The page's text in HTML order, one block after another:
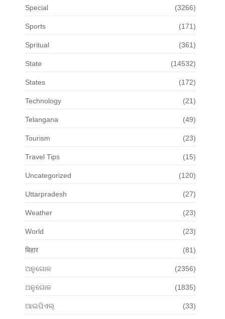
Special (3266)
Sports (171)
Spritual (361)
State (14532)
States (172)
Technology (21)
Telangana (49)
Tourism (23)
Travel Tips (15)
Uncategorized (120)
Uttarpradesh (27)
Weather (23)
World (23)
बिहार (81)
ଅନୁଗୋଳ (2356)
ଅନୁଗୋଳ (1835)
ଆଇପିଏଲ୍ (33)